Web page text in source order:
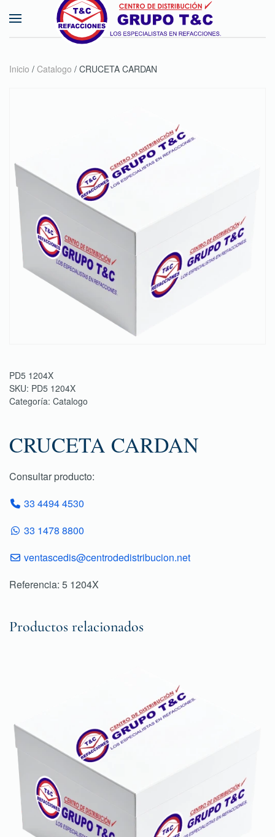
Skip to main content
Inicio / Catalogo / CRUCETA CARDAN
PD5 1204X
SKU: PD5 1204X
Categoría: Catalogo
CRUCETA CARDAN
Consultar producto:
33 4494 4530
33 1478 8800
ventascedis@centrodedistribucion.net
Referencia: 5 1204X
Productos relacionados